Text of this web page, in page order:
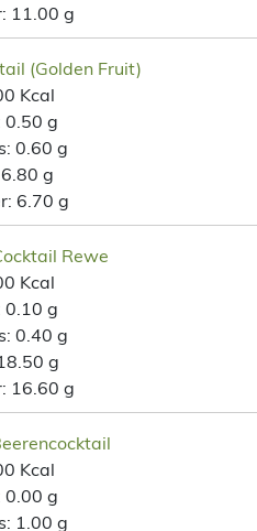
11.00 g
(Golden Fruit)
Kcal
0.50 g
0.60 g
6.80 g
6.70 g
Rewe
Kcal
0.10 g
0.40 g
g
16.60 g
Kcal
0.00 g
1.00 g